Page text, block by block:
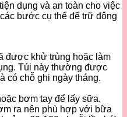
dụng và an toàn cho việc
bước cụ thể để trữ đông
được khử trùng hoặc làm
Túi này thường được
có chỗ ghi ngày tháng.
bơm tay để lấy sữa.
ra nên phù hợp với bữa